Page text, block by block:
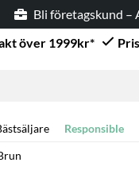
Bli företagskund –
över 1999kr*
Responsible